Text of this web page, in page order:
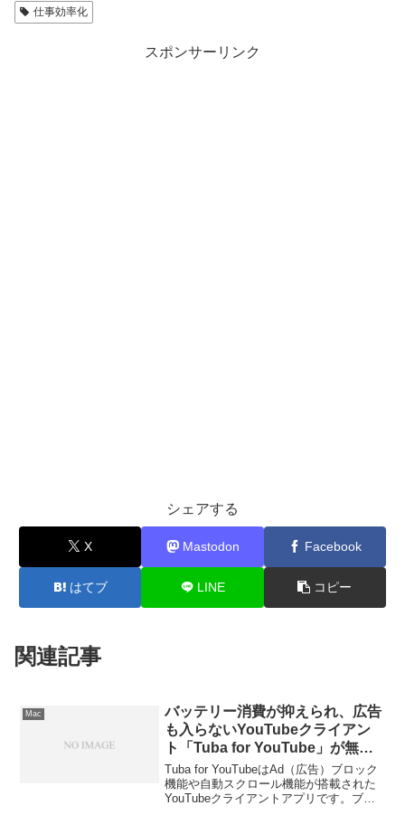
仕事効率化
スポンサーリンク
シェアする
X Mastodon Facebook
はてブ LINE コピー
関連記事
Mac
バッテリー消費が抑えられ、広告
も入らないYouTubeクライアン
ト「Tuba for YouTube」が無料
セール中
Tuba for YouTubeはAd（広告）ブロック
機能や自動スクロール機能が搭載された
YouTubeクライアントアプリです。ブラ